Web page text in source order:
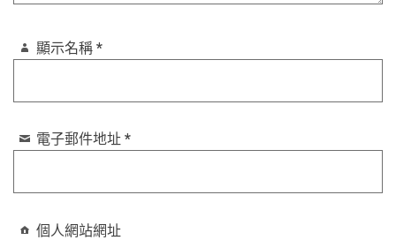
顯示名稱 *
電子郵件地址 *
個人網站網址